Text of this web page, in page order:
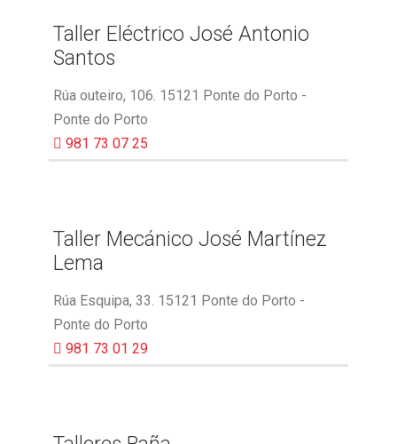
Taller Eléctrico José Antonio
Santos
Rúa outeiro, 106. 15121 Ponte do Porto -
Ponte do Porto
981 73 07 25
Taller Mecánico José Martínez
Lema
Rúa Esquipa, 33. 15121 Ponte do Porto -
Ponte do Porto
981 73 01 29